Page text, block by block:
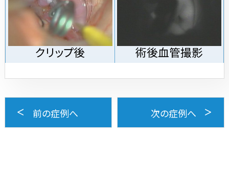
クリップ後 術後血管撮影
前の症例へ 次の症例へ